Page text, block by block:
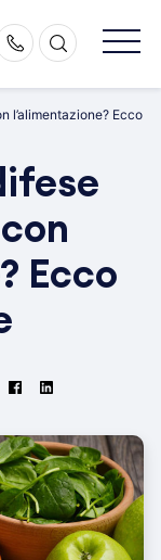
l’alimentazione? Ecco
Ecco